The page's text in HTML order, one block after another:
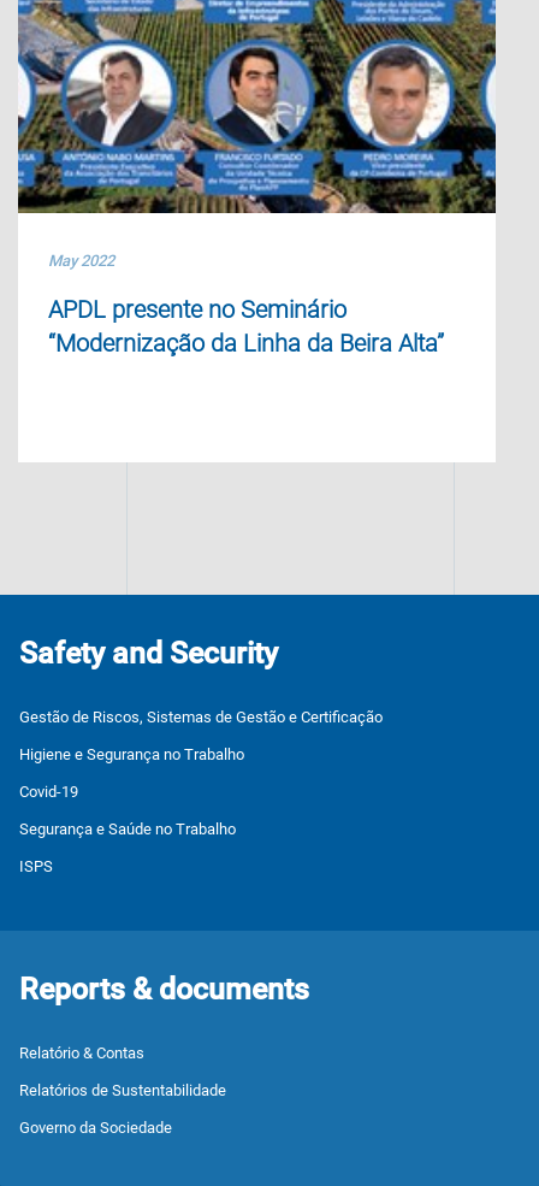
May 2022
APDL presente no Seminário
“Modernização da Linha da Beira Alta”
Safety and Security
Gestão de Riscos, Sistemas de Gestão e Certificação
Higiene e Segurança no Trabalho
Covid-19
Segurança e Saúde no Trabalho
ISPS
Reports & documents
Relatório & Contas
Relatórios de Sustentabilidade
Governo da Sociedade